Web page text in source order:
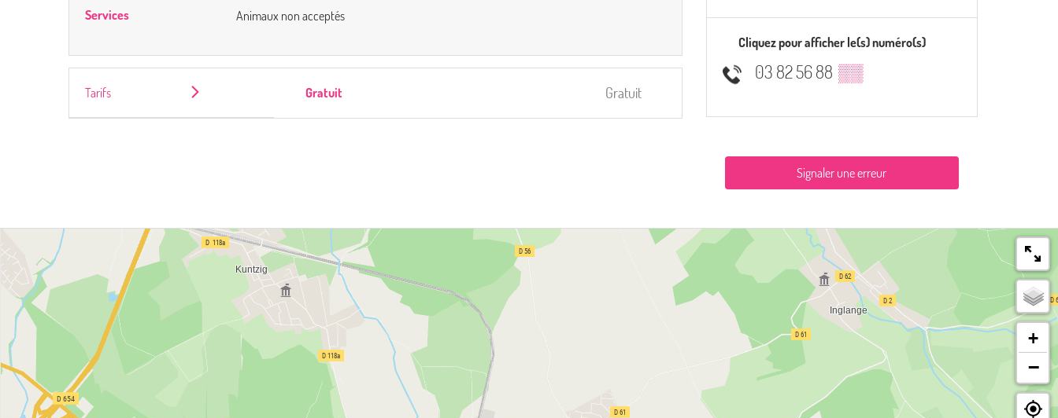
Services Animaux non acceptés
Tarifs Gratuit Gratuit
Cliquez pour afficher le(s) numéro(s)
03 82 56 88 ▒▒
Signaler une erreur
+
−